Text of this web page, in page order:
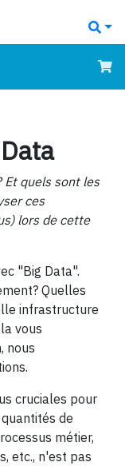
Et quels sont les
ces
lors de cette
"Big Data".
Quelles
infrastructure
vous
nous
cruciales pour
de
métier,
etc., n'est pas